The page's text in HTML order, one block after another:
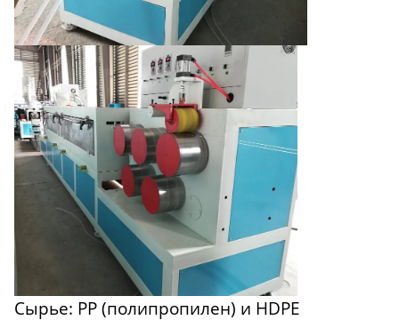
Сырье: PP (полипропилен) и HDPE